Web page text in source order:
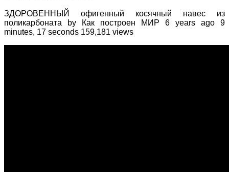
ЗДОРОВЕННЫЙ офигенный косячный навес из
поликарбоната by Как построен МИР 6 years ago 9
minutes, 17 seconds 159,181 views